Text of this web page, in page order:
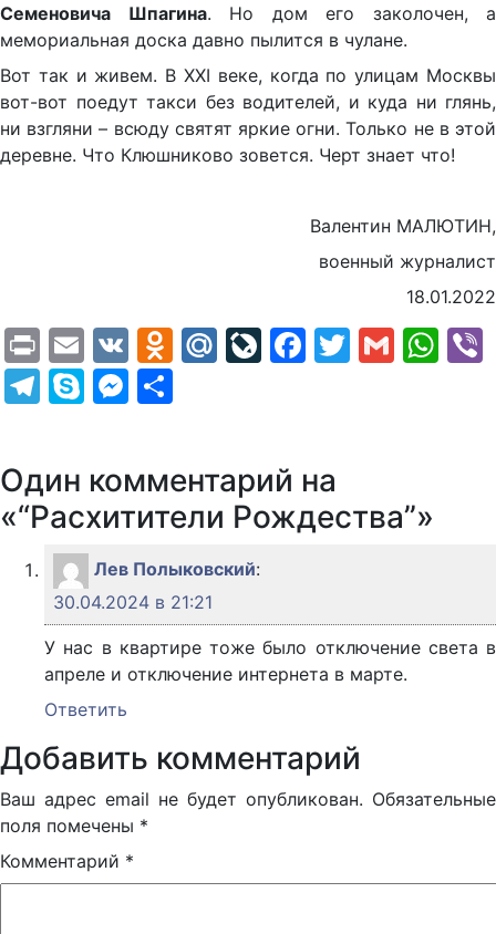
Семеновича Шпагина. Но дом его заколочен, а
мемориальная доска давно пылится в чулане.
Вот так и живем. В XXI веке, когда по улицам Москвы
вот-вот поедут такси без водителей, и куда ни глянь,
ни взгляни – всюду святят яркие огни. Только не в этой
деревне. Что Клюшниково зовется. Черт знает что!
Валентин МАЛЮТИН,
военный журналист
18.01.2022
PrintEmail
VK Odnoklassniki
Mail.Ru
LiveJournal
Facebook
Twitter
Gmail
Telegram
SkypeMessenger
Один комментарий на
«“Расхитители Рождества”»
Лев Полыковский:
30.04.2024 в 21:21
У нас в квартире тоже было отключение света в
апреле и отключение интернета в марте.
Ответить
Добавить комментарий
Ваш адрес email не будет опубликован. Обязательные
поля помечены *
Комментарий *